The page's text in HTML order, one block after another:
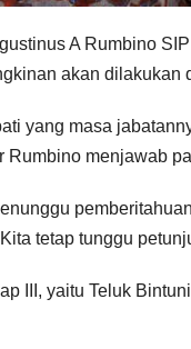
A Rumbino
akan dilakukan
yang masa
Rumbino menjawab
tetap tunggu
III, yaitu Teluk